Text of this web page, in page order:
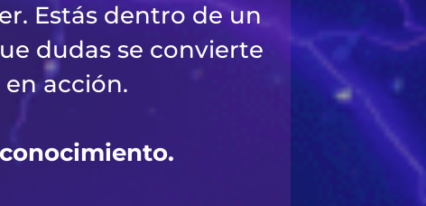
Estás dentro de un
dudas se convierte
acción.